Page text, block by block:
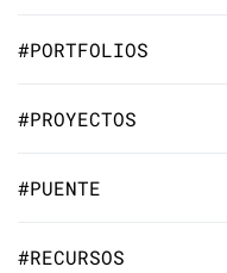
#PORTFOLIOS
#PROYECTOS
#PUENTE
#RECURSOS